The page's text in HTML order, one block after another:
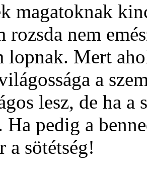
magatoknak
rozsda nem
lopnak. Mert
a
lesz, de ha a
Ha pedig a
a sötétség!